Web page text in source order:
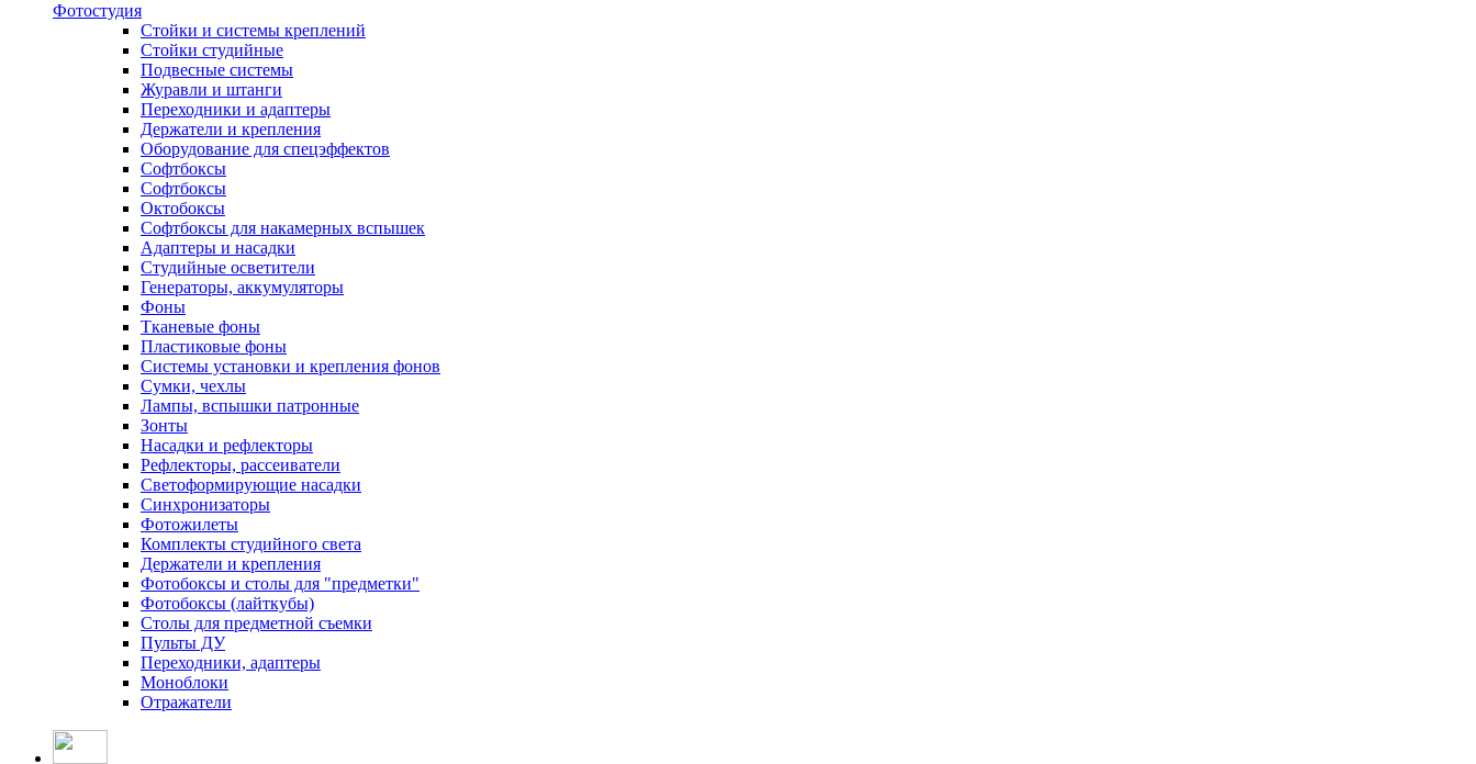
Фотостудия
Стойки и системы креплений
Стойки студийные
Подвесные системы
Журавли и штанги
Переходники и адаптеры
Держатели и крепления
Оборудование для спецэффектов
Софтбоксы
Софтбоксы
Октобоксы
Софтбоксы для накамерных вспышек
Адаптеры и насадки
Студийные осветители
Генераторы, аккумуляторы
Фоны
Тканевые фоны
Пластиковые фоны
Системы установки и крепления фонов
Сумки, чехлы
Лампы, вспышки патронные
Зонты
Насадки и рефлекторы
Рефлекторы, рассеиватели
Светоформирующие насадки
Синхронизаторы
Фотожилеты
Комплекты студийного света
Держатели и крепления
Фотобоксы и столы для "предметки"
Фотобоксы (лайткубы)
Столы для предметной съемки
Пульты ДУ
Переходники, адаптеры
Моноблоки
Отражатели